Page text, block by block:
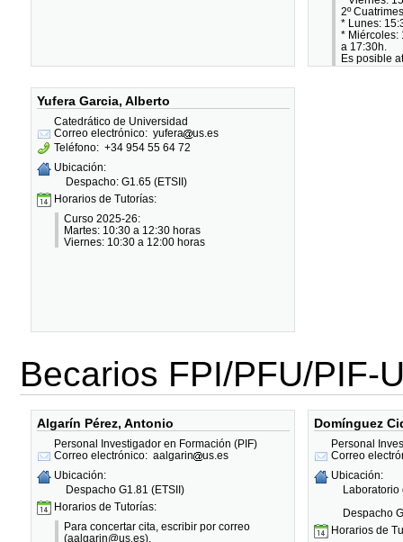
2º
* Lunes:
* Miércoles:
a 17:30h.
Es posible
horario.
Yufera Garcia, Alberto
Catedrático de Universidad
Correo electrónico: yufera
us.es
Teléfono: +34 954 55 64 72
Ubicación:
Despacho: G1.65 (ETSII)
Horarios de Tutorías:
Curso 2025-26:
Martes: 10:30 a 12:30 horas
Viernes: 10:30 a 12:00 horas
Becarios FPI/PFU/PIF-
Algarín Pérez, Antonio
Personal Investigador en Formación (PIF)
Correo electrónico: aalgarin
us.es
Ubicación:
Despacho G1.81 (ETSII)
Horarios de Tutorías:
Para concertar cita, escribir por correo
(aalgarin@us.es).
Domínguez
Personal
Correo
Ubicación:
Laboratorio
Despacho
Horarios de